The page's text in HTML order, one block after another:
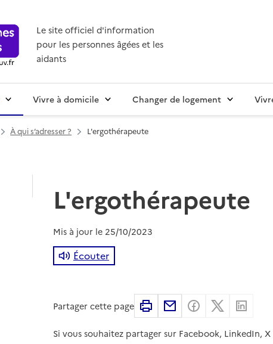
Le site officiel d'information
pour les personnes âgées et les
aidants
Vivre à domicile Changer de logement
À qui s’adresser ? L'ergothérapeute
L'ergothérapeute
Mis à jour le 25/10/2023
Écouter
Partager cette page ImprimerPartager par email
Partager sur
Partager
Si vous souhaitez partager sur Facebook, LinkedIn,